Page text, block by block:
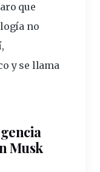
que
no
y se llama
Musk